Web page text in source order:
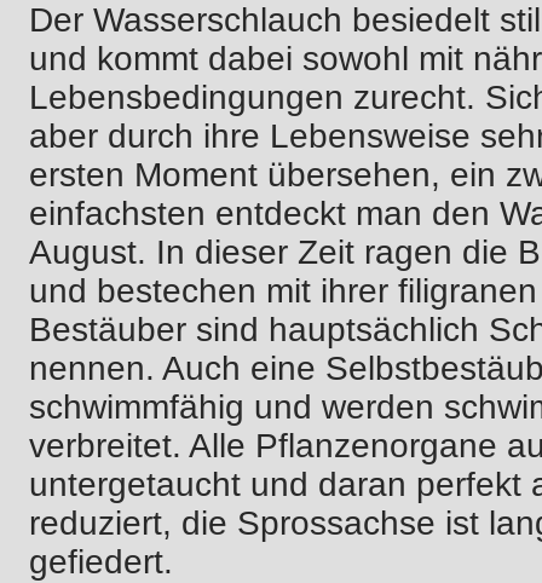
Der Wasserschlauch besiedelt
und kommt dabei sowohl mit
Lebensbedingungen zurecht.
aber durch ihre Lebensweise
ersten Moment übersehen, ein
einfachsten entdeckt man den
August. In dieser Zeit ragen die
und bestechen mit ihrer
Bestäuber sind hauptsächlich
nennen. Auch eine
schwimmfähig und werden
verbreitet. Alle Pflanzenorgane
untergetaucht und daran perfekt
reduziert, die Sprossachse ist
gefiedert.